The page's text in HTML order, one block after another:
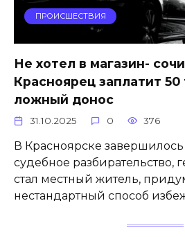
ПРОИСШЕСТВИЯ
Не хотел в магазин-
Красноярец заплатит 50
ложный донос
31.10.2025 0 376
В Красноярске
судебное разбирательство,
стал местный житель,
нестандартный способ